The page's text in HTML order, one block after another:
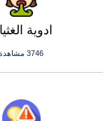
ادوية
3746 مشاهدة